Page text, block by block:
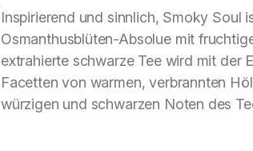
Inspirierend und sinnlich, Smoky Soul
Osmanthusblüten-Absolue mit
extrahierte schwarze Tee wird mit der
Facetten von warmen, verbrannten
würzigen und schwarzen Noten des